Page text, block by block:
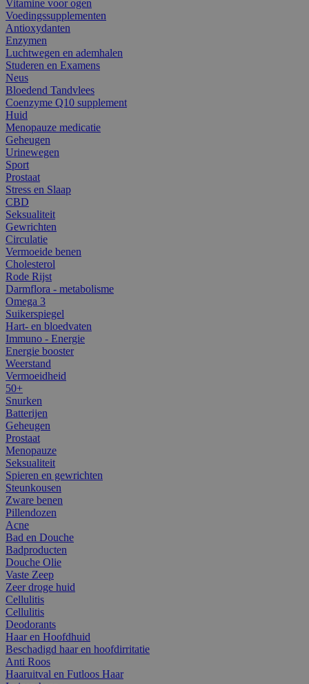
Vitamine voor ogen
Voedingssupplementen
Antioxydanten
Enzymen
Luchtwegen en ademhalen
Studeren en Examens
Neus
Bloedend Tandvlees
Coenzyme Q10 supplement
Huid
Menopauze medicatie
Geheugen
Urinewegen
Sport
Prostaat
Stress en Slaap
CBD
Seksualiteit
Gewrichten
Circulatie
Vermoeide benen
Cholesterol
Rode Rijst
Darmflora - metabolisme
Omega 3
Suikerspiegel
Hart- en bloedvaten
Immuno - Energie
Energie booster
Weerstand
Vermoeidheid
50+
Snurken
Batterijen
Geheugen
Prostaat
Menopauze
Seksualiteit
Spieren en gewrichten
Steunkousen
Zware benen
Pillendozen
Acne
Bad en Douche
Badproducten
Douche Olie
Vaste Zeep
Zeer droge huid
Cellulitis
Cellulitis
Deodorants
Haar en Hoofdhuid
Beschadigd haar en hoofdirritatie
Anti Roos
Haaruitval en Futloos Haar